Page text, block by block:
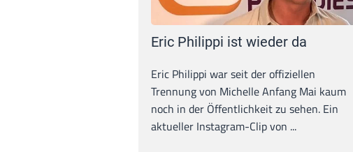
Eric Philippi ist wieder da
Eric Philippi war seit der offiziellen
Trennung von Michelle Anfang Mai kaum
noch in der Öffentlichkeit zu sehen. Ein
aktueller Instagram-Clip von ...